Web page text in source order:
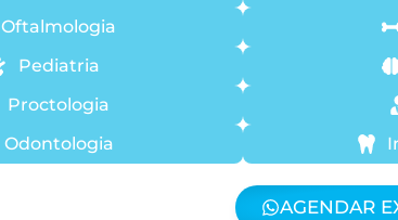
Oftalmologia
Pediatria
Proctologia
Odontologia
AGENDAR